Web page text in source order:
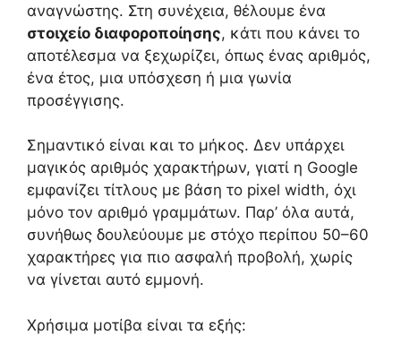
αναγνώστης. Στη συνέχεια, θέλουμε ένα
στοιχείο διαφοροποίησης, κάτι που κάνει το
αποτέλεσμα να ξεχωρίζει, όπως ένας αριθμός,
ένα έτος, μια υπόσχεση ή μια γωνία
προσέγγισης.
Σημαντικό είναι και το μήκος. Δεν υπάρχει
μαγικός αριθμός χαρακτήρων, γιατί η Google
εμφανίζει τίτλους με βάση το pixel width, όχι
μόνο τον αριθμό γραμμάτων. Παρ’ όλα αυτά,
συνήθως δουλεύουμε με στόχο περίπου 50–60
χαρακτήρες για πιο ασφαλή προβολή, χωρίς
να γίνεται αυτό εμμονή.
Χρήσιμα μοτίβα είναι τα εξής: